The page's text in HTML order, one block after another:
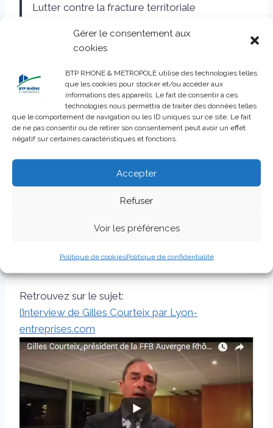
Gérer le consentement aux
cookies
BTP RHONE & METROPOLE utilise des technologies telles
que les cookies pour stocker et/ou accéder aux
informations des appareils. Le fait de consentir à ces
technologies nous permettra de traiter des données telles
que le comportement de navigation ou les ID uniques sur ce site. Le fait
de ne pas consentir ou de retirer son consentement peut avoir un effet
négatif sur certaines caractéristiques et fonctions.
Accepter
Refuser
Voir les préférences
Politique de cookiesPolitique de confidentialité
Lutter contre la fracture territoriale
logement adaptée aux zones détendues
dynamique d’aménagement des territoires
3. Maintenir l’investissement public local
4. Défendre l’artisanat
5. Faciliter l’accès des TPE-PME aux nouveaux
marchés
www.aura.ffbatiment.fr
au communiqué de presse.
Retrouvez sur le sujet:
l’interview de Gilles Courteix par Lyon-
entreprises.com